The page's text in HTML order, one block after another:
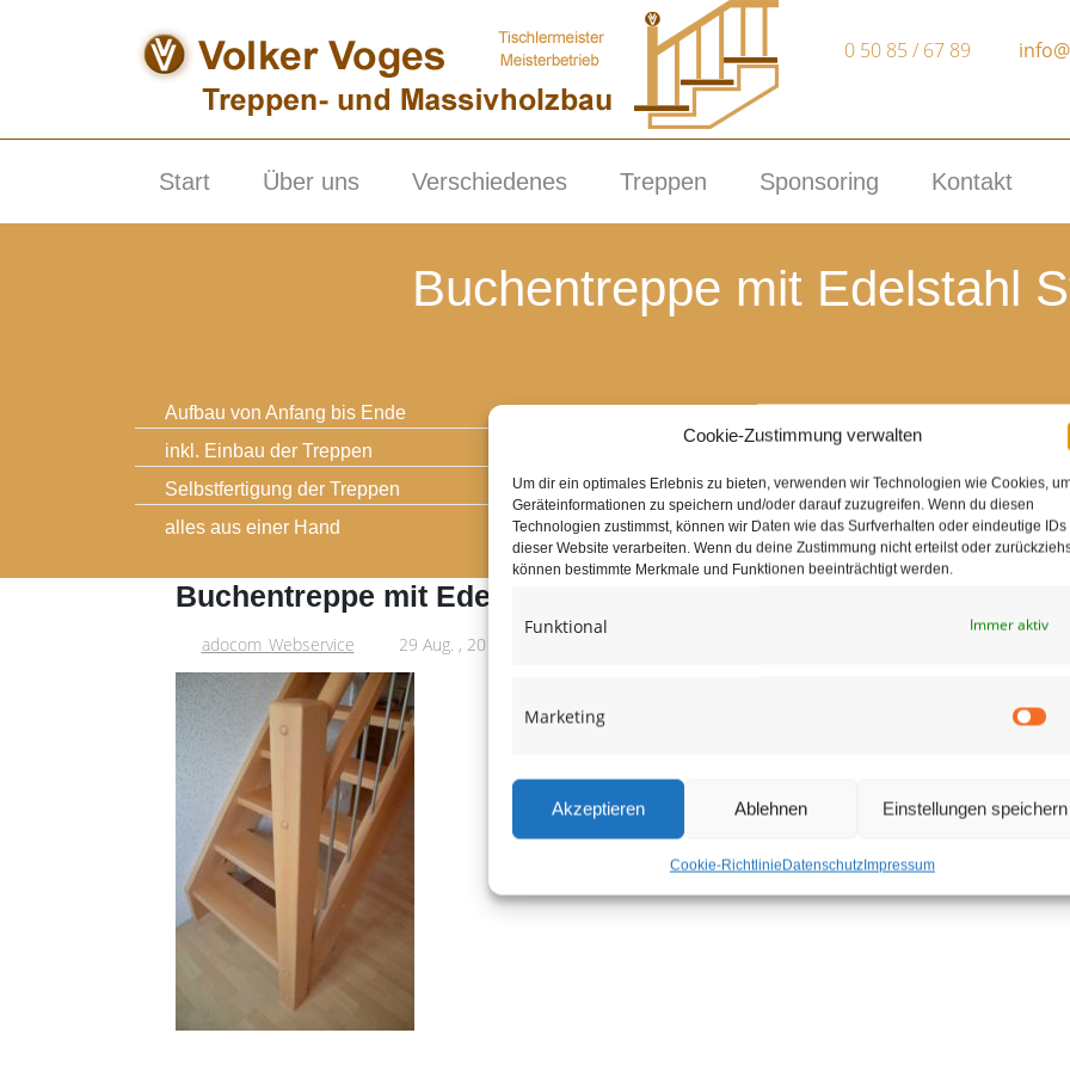
Cookie-Zustimmung verwalten
Um dir ein optimales Erlebnis zu bieten, verwenden wir Technologien wie Cookies,
Geräteinformationen zu speichern und/oder darauf zuzugreifen. Wenn du diesen
Technologien zustimmst, können wir Daten wie das Surfverhalten oder eindeutige IDs
dieser Website verarbeiten. Wenn du deine Zustimmung nicht erteilst oder
können bestimmte Merkmale und Funktionen beeinträchtigt werden.
Funktional Immer aktiv
Marketing
Akzeptieren Ablehnen Einstellungen speichern
Cookie-RichtlinieDatenschutzImpressum
0 50 85 / 67 89
Start Über uns Verschiedenes Treppen Sponsoring Kontakt
Buchentreppe mit Edelstahl
Aufbau von Anfang bis Ende
inkl. Einbau der Treppen
Selbstfertigung der Treppen
alles aus einer Hand
seit 15 Jahren selbständig
modern
Buchentreppe mit Edelstahl Stäben
adocom_Webservice 29 Aug. , 2017